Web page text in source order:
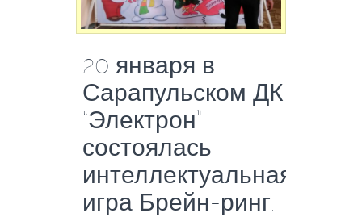
20 января в
Сарапульском ДК
“Электрон”
состоялась
интеллектуальная
игра Брейн-ринг.